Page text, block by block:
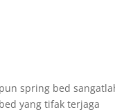
spring bed
yang tifak terjaga